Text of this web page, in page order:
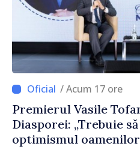
/ Acum 17 ore
Premierul Vasile
Diasporei: „Trebuie
optimismul